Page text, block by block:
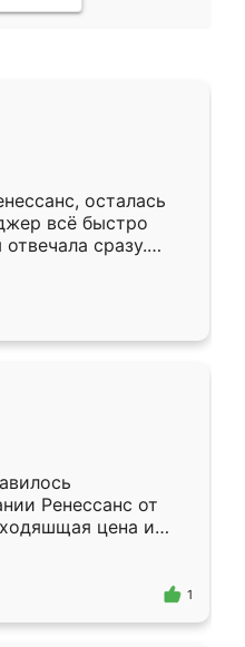
осталась
всё быстро
сразу.
подошёл к
Собрали
аккуратно, даже
Ренессанс от
цена и
Приехавший
самый
1